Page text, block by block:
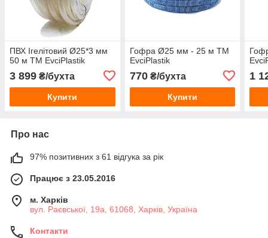
ПВХ Ігелітовий Ø25*3 мм
50 м ТМ EvciPlastik
3 899 ₴/бухта
Купити
Гофра Ø25 мм - 25 м TM
EvciPlastik
770₴/бухта
Купити
1
Про нас
97% позитивних з 61 відгука за рік
Працює з 23.05.2016
м. Харків
вул. Раєвської, 19а, 61068, Харків, Україна
Контакти